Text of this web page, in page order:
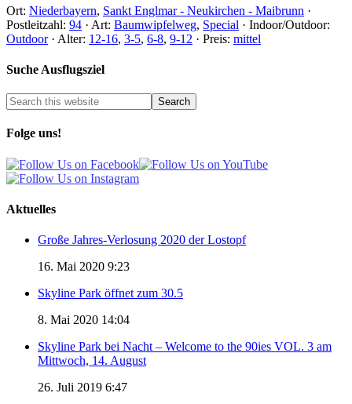
Ort: Niederbayern, Sankt Englmar - Neukirchen - Maibrunn ·
Postleitzahl: 94 · Art: Baumwipfelweg, Special · Indoor/Outdoor:
Outdoor· Alter: 12-16, 3-5, 6-8, 9-12 · Preis: mittel
Suche Ausflugsziel
Folge uns!
Aktuelles
Große Jahres-Verlosung 2020 der Lostopf
16. Mai 2020 9:23
Skyline Park öffnet zum 30.5
8. Mai 2020 14:04
Skyline Park bei Nacht – Welcome to the 90ies VOL. 3 am
Mittwoch, 14. August
26. Juli 2019 6:47